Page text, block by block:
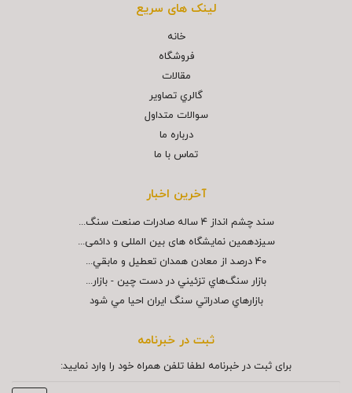
لینک های سریع
خانه
فروشگاه
مقالات
گالري تصاوير
سوالات متداول
درباره ما
تماس با ما
آخرین اخبار
سند چشم انداز ۴ ساله صادرات صنعت سنگ...
سیزدهمین نمایشگاه های بین المللی و دائمی...
40 درصد از معادن همدان تعطيل و مابقي...
بازار سنگ‌هاي تزئيني در دست چين - بازار...
بازارهاي صادراتي سنگ ايران احيا مي شود
ثبت در خبرنامه
برای ثبت در خبرنامه لطفا تلفن همراه خود را وارد نمایید: